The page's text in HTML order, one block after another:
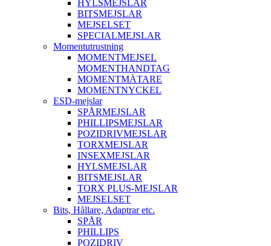
HYLSMEJSLAR
BITSMEJSLAR
MEJSELSET
SPECIALMEJSLAR
Momentutrustning
MOMENTMEJSEL
MOMENTHANDTAG
MOMENTMÄTARE
MOMENTNYCKEL
ESD-mejslar
SPÅRMEJSLAR
PHILLIPSMEJSLAR
POZIDRIVMEJSLAR
TORXMEJSLAR
INSEXMEJSLAR
HYLSMEJSLAR
BITSMEJSLAR
TORX PLUS-MEJSLAR
MEJSELSET
Bits, Hållare, Adaptrar etc.
SPÅR
PHILLIPS
POZIDRIV